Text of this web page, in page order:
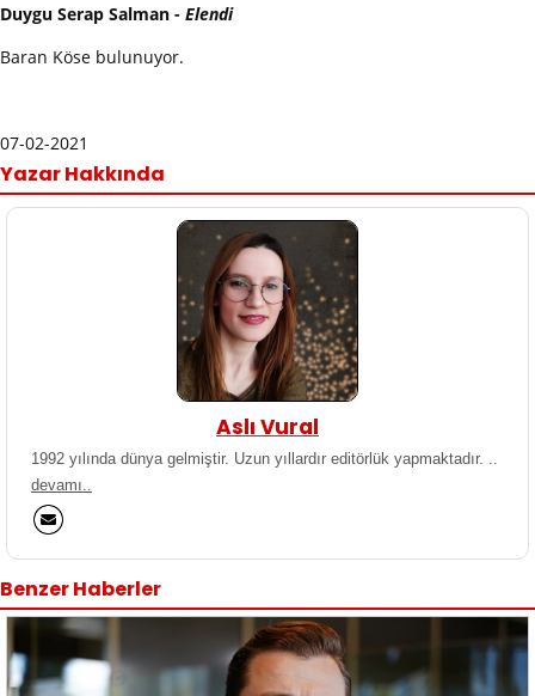
Duygu Serap Salman - Elendi
Baran Köse bulunuyor.
07-02-2021
Yazar Hakkında
Aslı Vural
1992 yılında dünya gelmiştir. Uzun yıllardır editörlük yapmaktadır. ..
devamı..
Benzer Haberler